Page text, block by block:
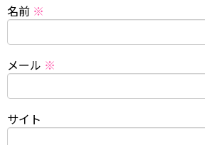
名前 ※
メール ※
サイト